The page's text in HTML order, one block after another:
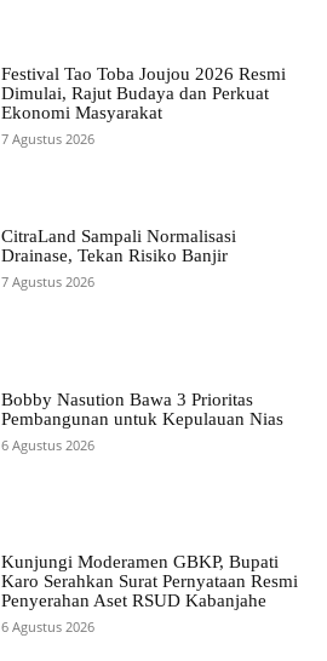
Festival Tao Toba Joujou 2026 Resmi
Dimulai, Rajut Budaya dan Perkuat
Ekonomi Masyarakat
7 Agustus 2026
CitraLand Sampali Normalisasi
Drainase, Tekan Risiko Banjir
7 Agustus 2026
Bobby Nasution Bawa 3 Prioritas
Pembangunan untuk Kepulauan Nias
6 Agustus 2026
Kunjungi Moderamen GBKP, Bupati
Karo Serahkan Surat Pernyataan Resmi
Penyerahan Aset RSUD Kabanjahe
6 Agustus 2026